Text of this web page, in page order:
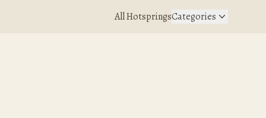
All HotspringsCategories